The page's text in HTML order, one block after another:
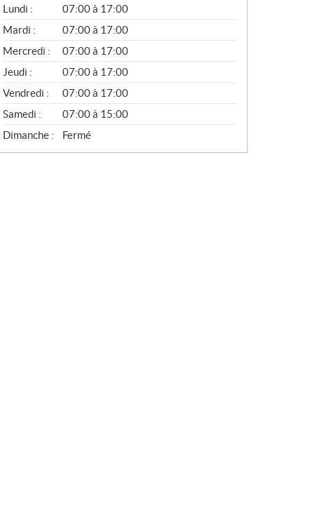
G
É
N
É
R
A
L
Lundi :
07:00 à 17:00
Mardi :
07:00 à 17:00
Mercredi :
07:00 à 17:00
Jeudi :
07:00 à 17:00
Vendredi :
07:00 à 17:00
Samedi :
07:00 à 15:00
Dimanche :
Fermé